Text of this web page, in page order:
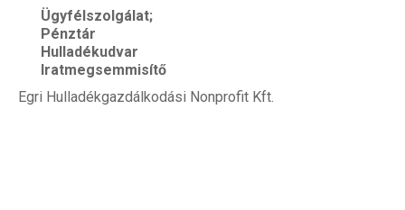
Ügyfélszolgálat;
Pénztár
Hulladékudvar
Iratmegsemmisítő
Egri Hulladékgazdálkodási Nonprofit Kft.